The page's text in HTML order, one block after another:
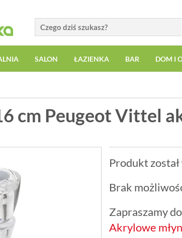
SALON ŁAZIENKA BAR DOM I
cm Peugeot Vittel
Produkt
Brak
Zapraszamy
Akrylowe